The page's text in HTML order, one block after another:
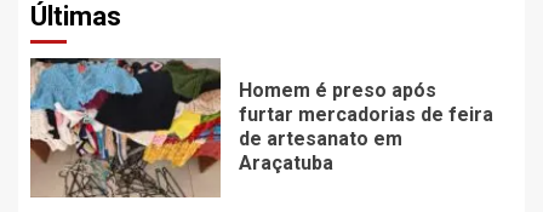
Últimas
Homem é preso após
furtar mercadorias de feira
de artesanato em
Araçatuba